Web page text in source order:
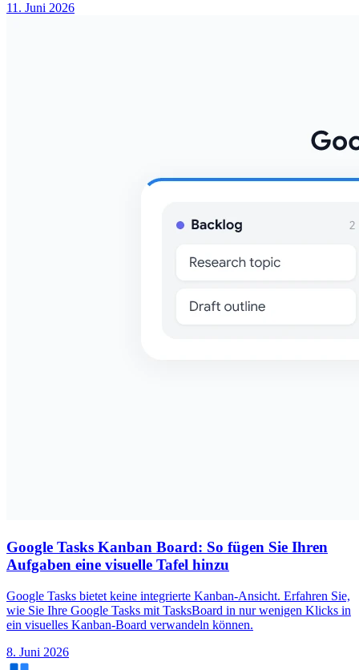
11. Juni 2026
Google Tasks Kanban Board: So fügen Sie Ihren
Aufgaben eine visuelle Tafel hinzu
Google Tasks bietet keine integrierte Kanban-Ansicht. Erfahren Sie,
wie Sie Ihre Google Tasks mit TasksBoard in nur wenigen Klicks in
ein visuelles Kanban-Board verwandeln können.
8. Juni 2026